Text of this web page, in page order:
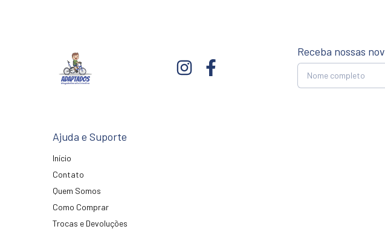
Receba nossas
Ajuda e Suporte
Início
Contato
Quem Somos
Como Comprar
Trocas e Devoluções